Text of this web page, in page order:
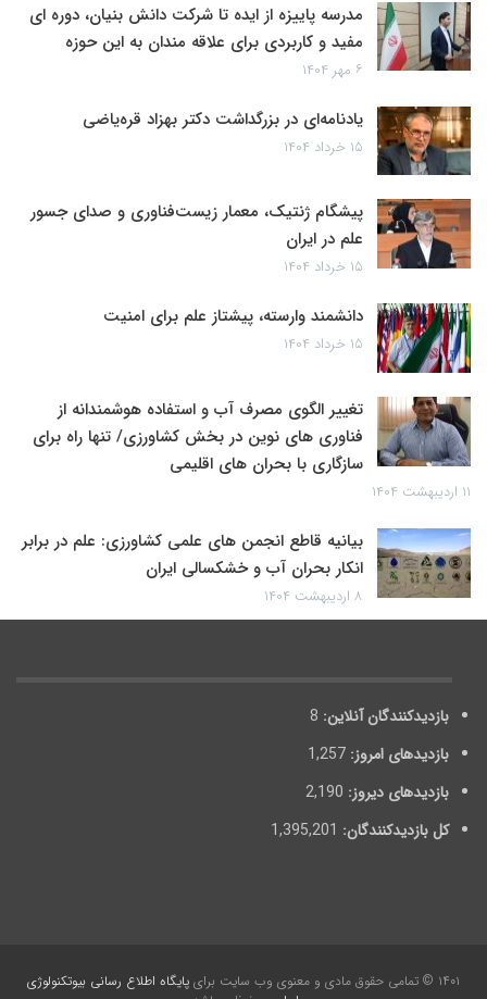
مدرسه پاییزه از ایده تا شرکت دانش بنیان، دوره ای
مفید و کاربردی برای علاقه مندان به این حوزه
۶ مهر ۱۴۰۴
یادنامه‌ای در بزرگداشت دکتر بهزاد قره‌یاضی
۱۵ خرداد ۱۴۰۴
پیشگام ژنتیک، معمار زیست‌فناوری و صدای جسور
علم در ایران
۱۵ خرداد ۱۴۰۴
دانشمند وارسته، پیشتاز علم برای امنیت
۱۵ خرداد ۱۴۰۴
تغییر الگوی مصرف آب و استفاده هوشمندانه از
فناوری های نوین در بخش کشاورزی/ تنها راه برای
سازگاری با بحران های اقلیمی
۱۱ اردیبهشت ۱۴۰۴
بیانیه قاطع انجمن های علمی کشاورزی: علم در برابر
انکار بحران آب و خشکسالی ایران
۸ اردیبهشت ۱۴۰۴
بازدیدکنندگان آنلاین: 8
بازدیدهای امروز: 1,257
بازدیدهای دیروز: 2,190
کل بازدیدکنند‌گان: 1,395,201
۱۴۰۱ © تمامی حقوق مادی و معنوی وب سایت برای
پایگاه اطلاع رسانی بیوتکنولوژی